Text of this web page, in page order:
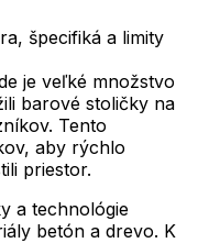
špecifiká a limity
je veľké množstvo
barové stoličky na
Tento
aby rýchlo
priestor.
a technológie
betón a drevo. K